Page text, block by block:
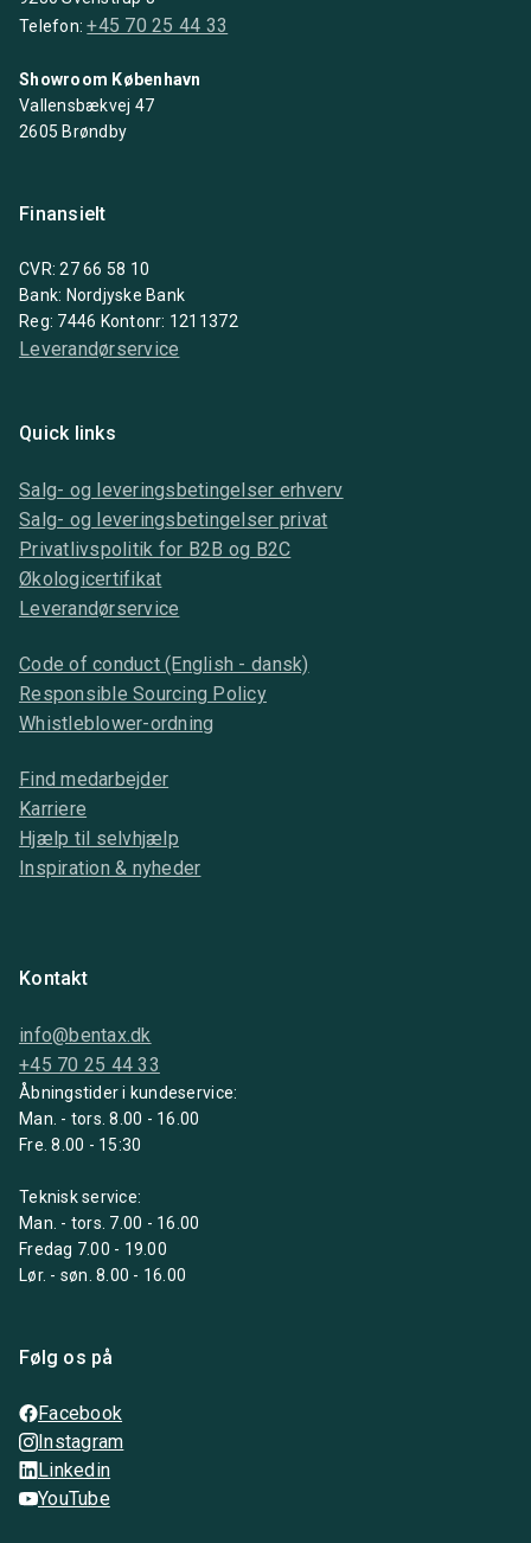
Telefon:+45 70 25 44 33
Showroom København
Vallensbækvej 47
2605 Brøndby
Finansielt
CVR: 27 66 58 10
Bank: Nordjyske Bank
Reg: 7446 Kontonr: 1211372
Leverandørservice
Quick links
Salg- og leveringsbetingelser erhverv
Salg- og leveringsbetingelser privat
Privatlivspolitik for B2B og B2C
Økologicertifikat
Leverandørservice
Code of conduct (English - dansk)
Responsible Sourcing Policy
Whistleblower-ordning
Find medarbejder
Karriere
Hjælp til selvhjælp
Inspiration & nyheder
Kontakt
info@bentax.dk
+45 70 25 44 33
Åbningstider i kundeservice:
Man. - tors. 8.00 - 16.00
Fre. 8.00 - 15:30
Teknisk service:
Man. - tors. 7.00 - 16.00
Fredag 7.00 - 19.00
Lør. - søn. 8.00 - 16.00
Følg os på
Facebook
Instagram
Linkedin
YouTube